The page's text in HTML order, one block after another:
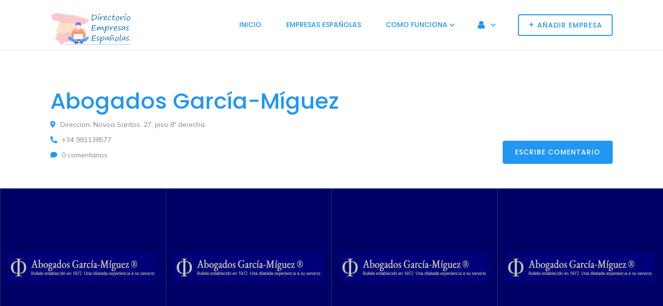
+ AÑADIR EMPRESA
INICIO EMPRESAS ESPAÑOLAS COMO FUNCIONA
Abogados García-Míguez
Direccion: Novoa Santos, 27, piso 8º derecha.
+34 981138577
0 comentarios
ESCRIBE COMENTARIO